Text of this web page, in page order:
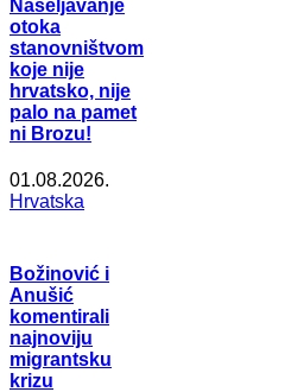
Naseljavanje
otoka
stanovništvom
koje nije
hrvatsko, nije
palo na pamet
ni Brozu!
01.08.2026.
Hrvatska
Božinović i
Anušić
komentirali
najnoviju
migrantsku
krizu